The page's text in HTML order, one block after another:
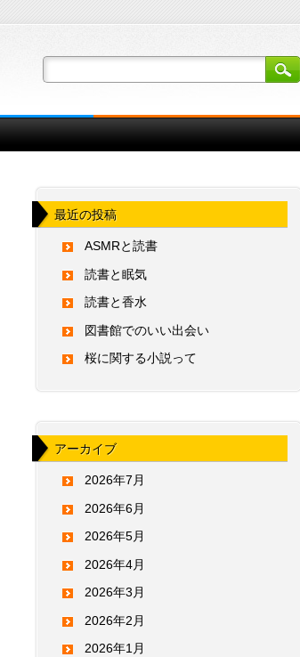
最近の投稿
ASMRと読書
読書と眠気
読書と香水
図書館でのいい出会い
桜に関する小説って
アーカイブ
2026年7月
2026年6月
2026年5月
2026年4月
2026年3月
2026年2月
2026年1月